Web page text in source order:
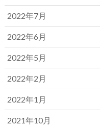
2022年7月
2022年6月
2022年5月
2022年2月
2022年1月
2021年10月